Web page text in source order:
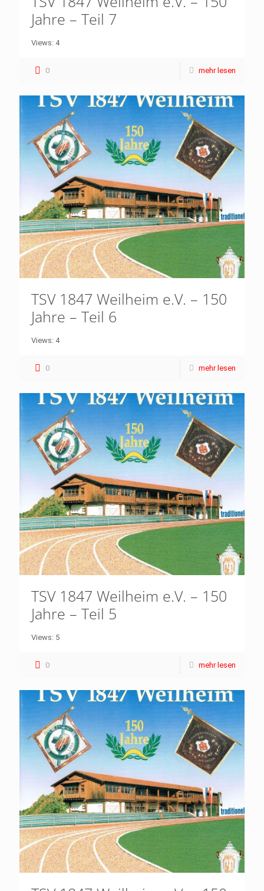
Jahre – Teil 7
Views: 4
0 mehr lesen
TSV 1847 Weilheim e.V. – 150
Jahre – Teil 6
Views: 4
0 mehr lesen
TSV 1847 Weilheim e.V. – 150
Jahre – Teil 5
Views: 5
0 mehr lesen